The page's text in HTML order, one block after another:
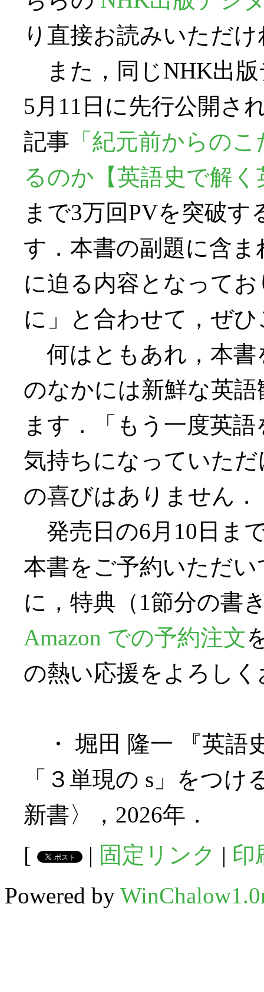
り直接お読みいただ
また，同じNHK出版
5月11日に先行公開さ
記事 「紀元前からの
るのか【英語史で解
まで3万回PVを突破
す．本書の副題に含
に迫る内容となって
に」と合わせて，ぜ
何はともあれ，本書
のなかには新鮮な英
ます．「もう一度英
気持ちになっていた
の喜びはありません．
発売日の6月10日ま
本書をご予約いただ
に，特典（1節分の書
Amazon での予約注文
の熱い応援をよろし
・ 堀田 隆一 『英語
「３単現の s」をつ
新書〉，2026年．
[
| 固定リンク | 印
Powered by